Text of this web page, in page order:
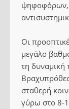
ψηφοφόρων,
Οι
μεγάλο
τη δυναμική
σταθερή
γύρω στο 8-